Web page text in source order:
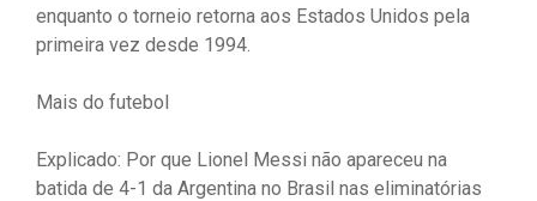
enquanto o torneio retorna aos Estados Unidos pela
primeira vez desde 1994.
Mais do futebol
Explicado: Por que Lionel Messi não apareceu na
batida de 4-1 da Argentina no Brasil nas eliminatórias